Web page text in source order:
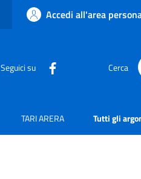
Accedi all'area
Seguici su Cerca
TARI ARERA Tutti gli